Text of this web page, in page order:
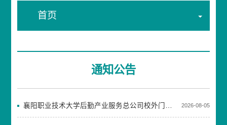
首页
通知公告
2026-08-05